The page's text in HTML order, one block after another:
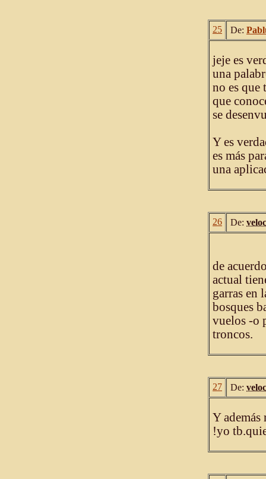
25 De:
jeje es
una
no es que
que
se
Y es
es más
una
26 De:
de
actual
garras en
bosques
vuelos -o
troncos.
27 De:
Y
!yo